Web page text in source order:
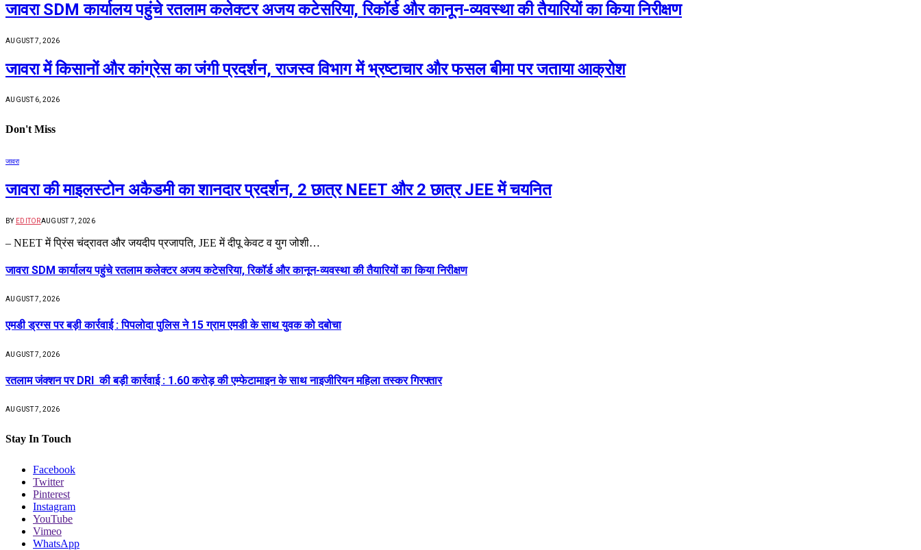
जावरा SDM कार्यालय पहुंचे रतलाम कलेक्टर अजय कटेसरिया, रिकॉर्ड और कानून-व्यवस्था की तैयारियों का किया निरीक्षण
AUGUST 7, 2026
जावरा में किसानों और कांग्रेस का जंगी प्रदर्शन, राजस्व विभाग में भ्रष्टाचार और फसल बीमा पर जताया आक्रोश
AUGUST 6, 2026
Don't Miss
जावरा
जावरा की माइलस्टोन अकैडमी का शानदार प्रदर्शन, 2 छात्र NEET और 2 छात्र JEE में चयनित
BY EDITORAUGUST 7, 2026
– NEET में प्रिंस चंद्रावत और जयदीप प्रजापति, JEE में दीपू केवट व युग जोशी…
जावरा SDM कार्यालय पहुंचे रतलाम कलेक्टर अजय कटेसरिया, रिकॉर्ड और कानून-व्यवस्था की तैयारियों का किया निरीक्षण
AUGUST 7, 2026
एमडी ड्रग्स पर बड़ी कार्रवाई : पिपलोदा पुलिस ने 15 ग्राम एमडी के साथ युवक को दबोचा
AUGUST 7, 2026
रतलाम जंक्शन पर DRI की बड़ी कार्रवाई : 1.60 करोड़ की एम्फेटामाइन के साथ नाइजीरियन महिला तस्कर गिरफ्तार
AUGUST 7, 2026
Stay In Touch
Facebook
Twitter
Pinterest
Instagram
YouTube
Vimeo
WhatsApp